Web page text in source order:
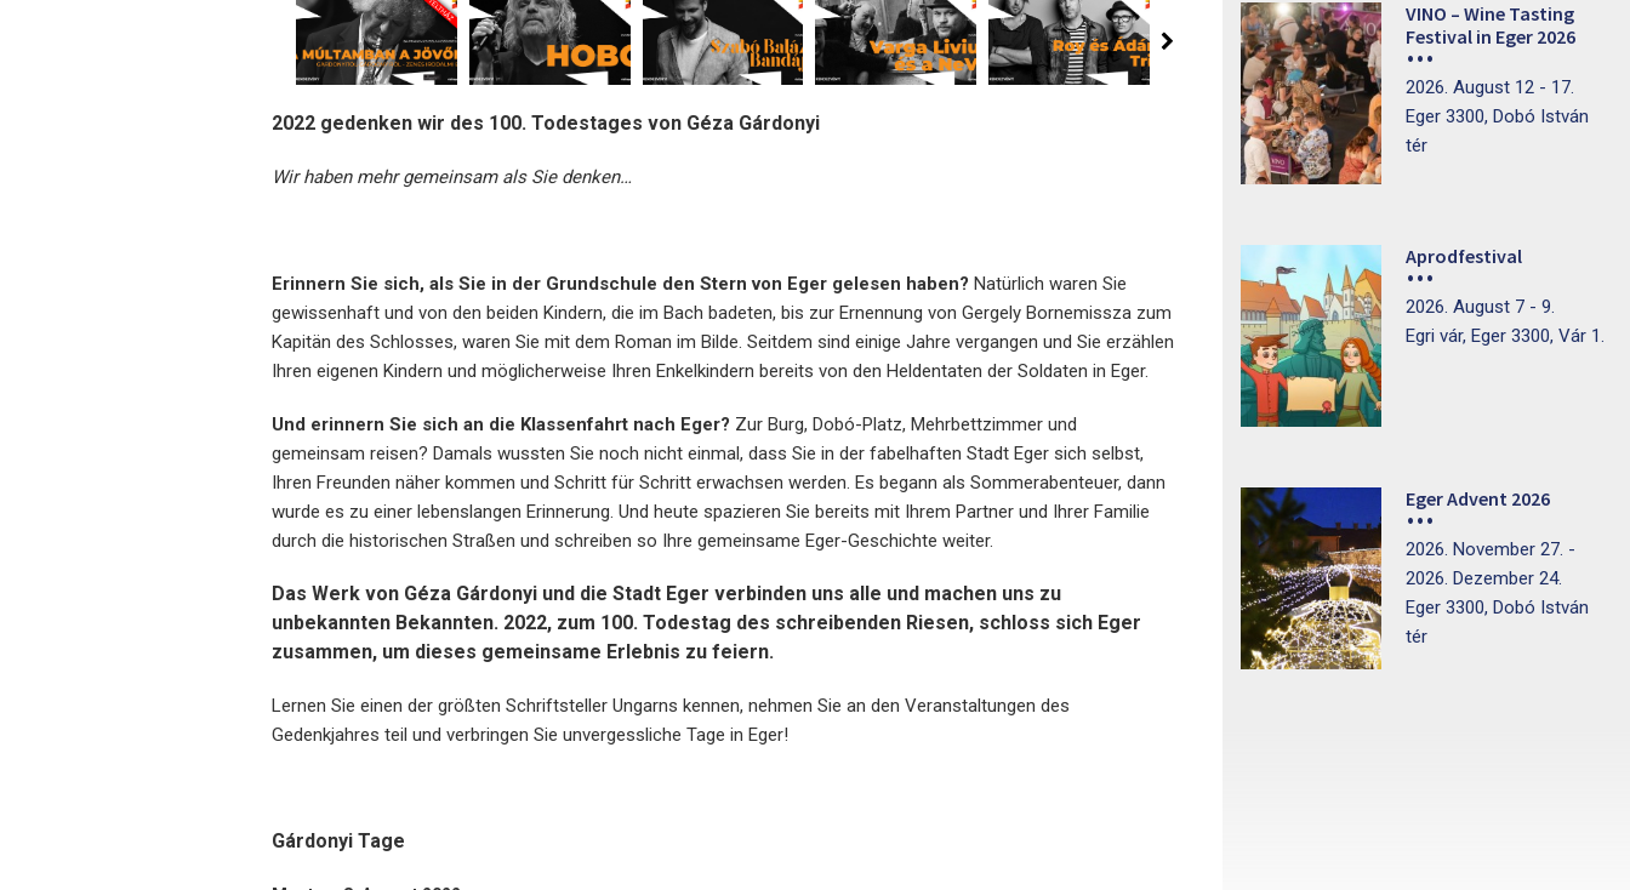
2022 gedenken wir des 100. Todestages von Géza Gárdonyi
Wir haben mehr gemeinsam als Sie denken…
Erinnern Sie sich, als Sie in der Grundschule den Stern von Eger gelesen haben? Natürlich waren Sie
gewissenhaft und von den beiden Kindern, die im Bach badeten, bis zur Ernennung von Gergely Bornemissza zum
Kapitän des Schlosses, waren Sie mit dem Roman im Bilde. Seitdem sind einige Jahre vergangen und Sie erzählen
Ihren eigenen Kindern und möglicherweise Ihren Enkelkindern bereits von den Heldentaten der Soldaten in Eger.
Und erinnern Sie sich an die Klassenfahrt nach Eger? Zur Burg, Dobó-Platz, Mehrbettzimmer und
gemeinsam reisen? Damals wussten Sie noch nicht einmal, dass Sie in der fabelhaften Stadt Eger sich selbst,
Ihren Freunden näher kommen und Schritt für Schritt erwachsen werden. Es begann als Sommerabenteuer, dann
wurde es zu einer lebenslangen Erinnerung. Und heute spazieren Sie bereits mit Ihrem Partner und Ihrer Familie
durch die historischen Straßen und schreiben so Ihre gemeinsame Eger-Geschichte weiter.
Das Werk von Géza Gárdonyi und die Stadt Eger verbinden uns alle und machen uns zu
unbekannten Bekannten. 2022, zum 100. Todestag des schreibenden Riesen, schloss sich Eger
zusammen, um dieses gemeinsame Erlebnis zu feiern.
Lernen Sie einen der größten Schriftsteller Ungarns kennen, nehmen Sie an den Veranstaltungen des
Gedenkjahres teil und verbringen Sie unvergessliche Tage in Eger!
Gárdonyi Tage
VINO – Wine Tasting
Festival in Eger 2026
2026. August 12 - 17.
Eger 3300, Dobó István
tér
Aprodfestival
2026. August 7 - 9.
Egri vár, Eger 3300, Vár 1.
Eger Advent 2026
2026. November 27. -
2026. Dezember 24.
Eger 3300, Dobó István
tér